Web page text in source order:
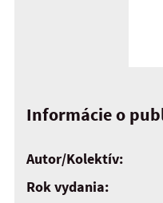
Informácie o
Autor/Kolektív:
Rok vydania: